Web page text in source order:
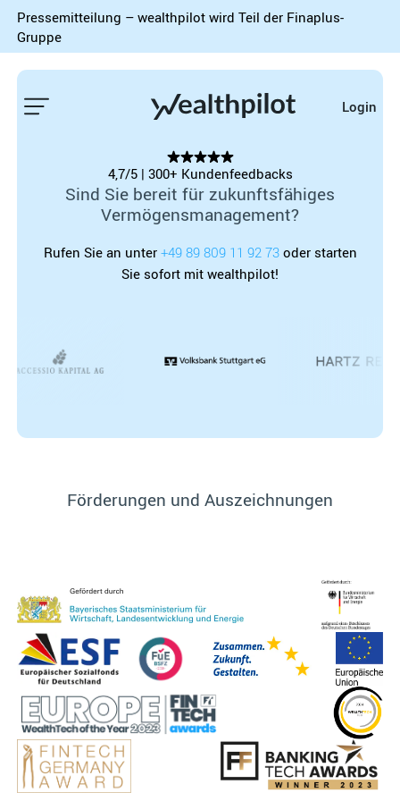
Pressemitteilung – wealthpilot wird Teil der Finaplus-
Gruppe
Login
4,7/5 | 300+ Kundenfeedbacks
Sind Sie bereit für zukunftsfähiges
Vermögensmanagement?
Rufen Sie an unter +49 89 809 11 92 73 oder starten
Sie sofort mit wealthpilot!
Förderungen und Auszeichnungen